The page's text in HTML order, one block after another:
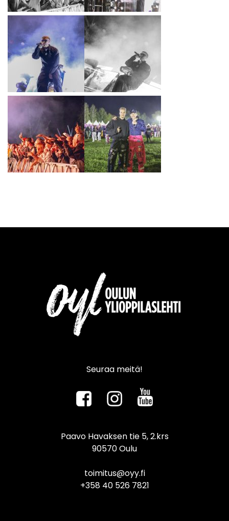
Seuraa meitä!
Paavo Havaksen tie 5, 2.krs
90570 Oulu
toimitus@oyy.fi
+358 40 526 7821